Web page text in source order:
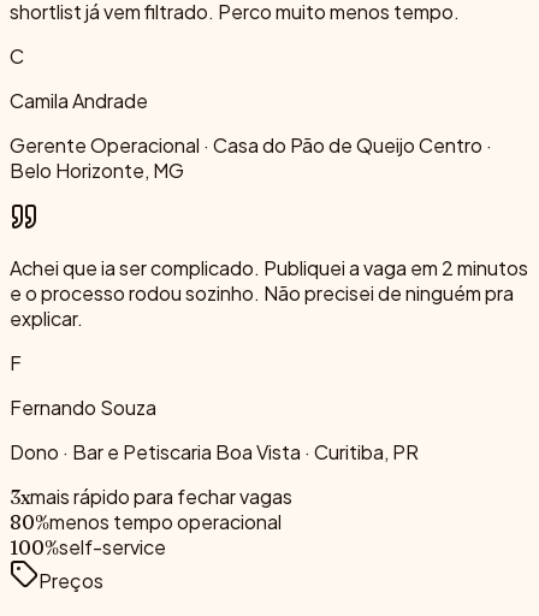
shortlist já vem filtrado. Perco muito menos tempo.
C
Camila Andrade
Gerente Operacional · Casa do Pão de Queijo Centro ·
Belo Horizonte, MG
Achei que ia ser complicado. Publiquei a vaga em 2 minutos
e o processo rodou sozinho. Não precisei de ninguém pra
explicar.
F
Fernando Souza
Dono · Bar e Petiscaria Boa Vista · Curitiba, PR
3xmais rápido para fechar vagas
80%menos tempo operacional
100%self-service
Preços